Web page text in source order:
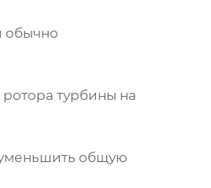
обычно
турбины на
общую